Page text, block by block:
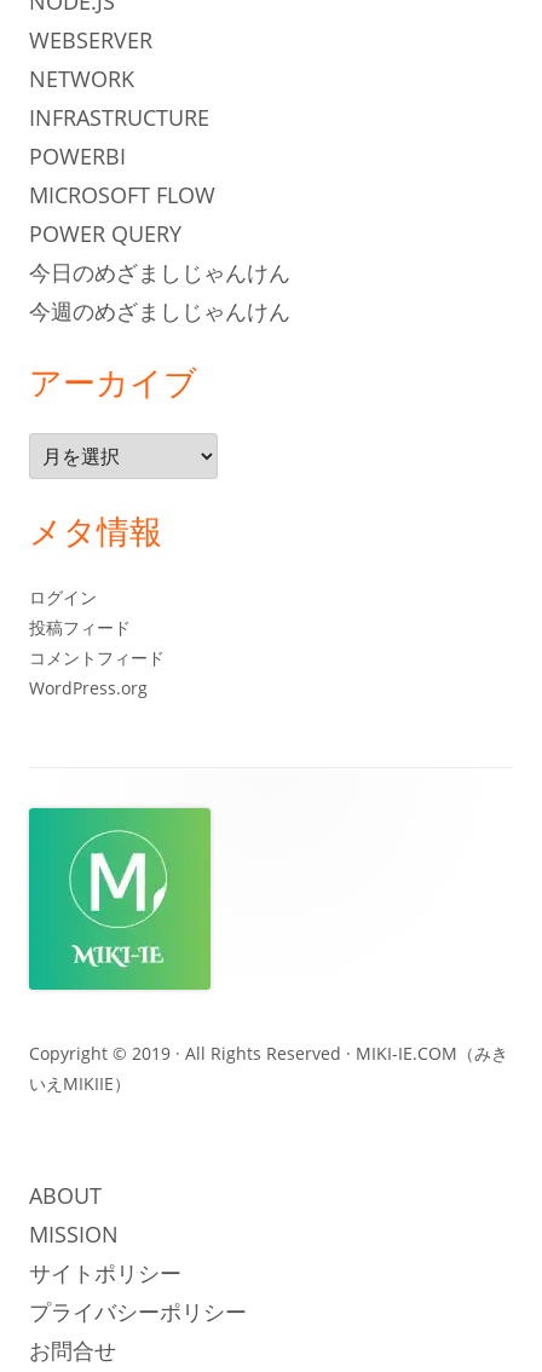
WEBSERVER
NETWORK
INFRASTRUCTURE
POWERBI
MICROSOFT FLOW
POWER QUERY
今日のめざましじゃんけん
今週のめざましじゃんけん
アーカイブ
ー
イ
メタ情報
ログイン
投稿フィード
コメントフィード
WordPress.org
テ
ン
Copyright © 2019 · All Rights Reserved · MIKI-IE.COM（みき
いえMIKIIE）
ABOUT
MISSION
サイトポリシー
プライバシーポリシー
お問合せ